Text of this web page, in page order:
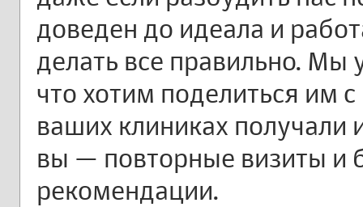
доведен до идеала и
делать все правильно. Мы
что хотим поделиться им
ваших клиниках получали
вы — повторные визиты и
рекомендации.